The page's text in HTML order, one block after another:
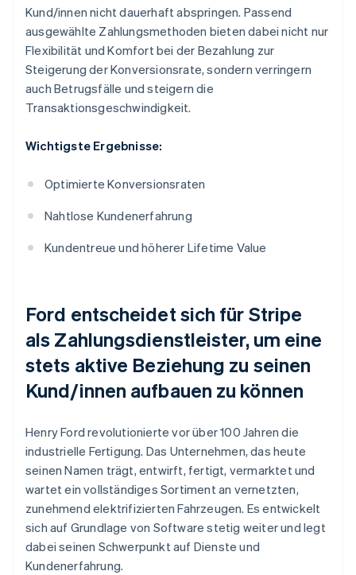
Kund/innen nicht dauerhaft abspringen. Passend
ausgewählte Zahlungsmethoden bieten dabei nicht nur
Flexibilität und Komfort bei der Bezahlung zur
Steigerung der Konversionsrate, sondern verringern
auch Betrugsfälle und steigern die
Transaktionsgeschwindigkeit.
Wichtigste Ergebnisse:
Optimierte Konversionsraten
Nahtlose Kundenerfahrung
Kundentreue und höherer Lifetime Value
Ford entscheidet sich für Stripe
als Zahlungsdienstleister, um eine
stets aktive Beziehung zu seinen
Kund/innen aufbauen zu können
Henry Ford revolutionierte vor über 100 Jahren die
industrielle Fertigung. Das Unternehmen, das heute
seinen Namen trägt, entwirft, fertigt, vermarktet und
wartet ein vollständiges Sortiment an vernetzten,
zunehmend elektrifizierten Fahrzeugen. Es entwickelt
sich auf Grundlage von Software stetig weiter und legt
dabei seinen Schwerpunkt auf Dienste und
Kundenerfahrung.